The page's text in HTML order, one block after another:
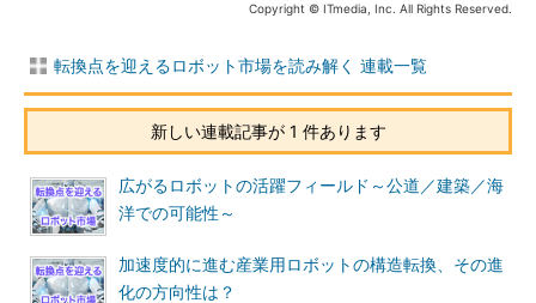
Copyright © ITmedia, Inc. All Rights Reserved.
転換点を迎えるロボット市場を読み解く 連載一覧
新しい連載記事が 1 件あります
広がるロボットの活躍フィールド～公道／建築／海
洋での可能性～
加速度的に進む産業用ロボットの構造転換、その進
化の方向性は？